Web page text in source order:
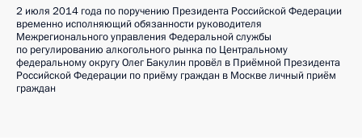
2 июля 2014 года по поручению Президента Российской Федерации
временно исполняющий обязанности руководителя
Межрегионального управления Федеральной службы
по регулированию алкогольного рынка по Центральному
федеральному округу Олег Бакулин провёл в Приёмной Президента
Российской Федерации по приёму граждан в Москве личный приём
граждан